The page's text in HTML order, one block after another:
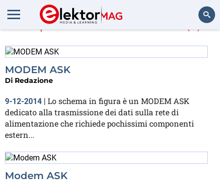
Di più sumodem. ask (2)
MODEM ASK
Di Redazione
9-12-2014 | Lo schema in figura è un MODEM ASK
dedicato alla trasmissione dei dati sulla rete di
alimentazione che richiede pochissimi componenti
estern...
Modem ASK